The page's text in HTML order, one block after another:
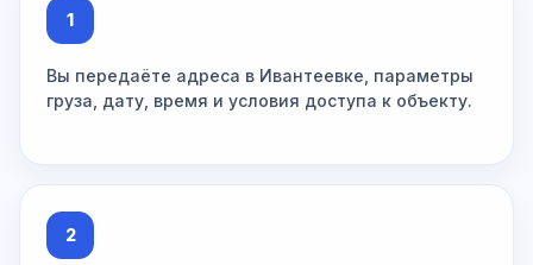
1
Вы передаёте адреса в Ивантеевке, параметры
груза, дату, время и условия доступа к объекту.
2